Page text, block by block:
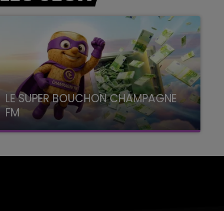
LE SUPER BOUCHON CHAMPAGNE
FM
avec La Famille Champagne FM, à 8H10